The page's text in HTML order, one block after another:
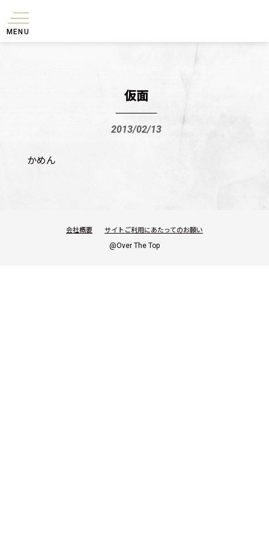
MENU
仮面
2013/02/13
かめん
会社概要 サイトご利用にあたってのお願い
@Over The Top